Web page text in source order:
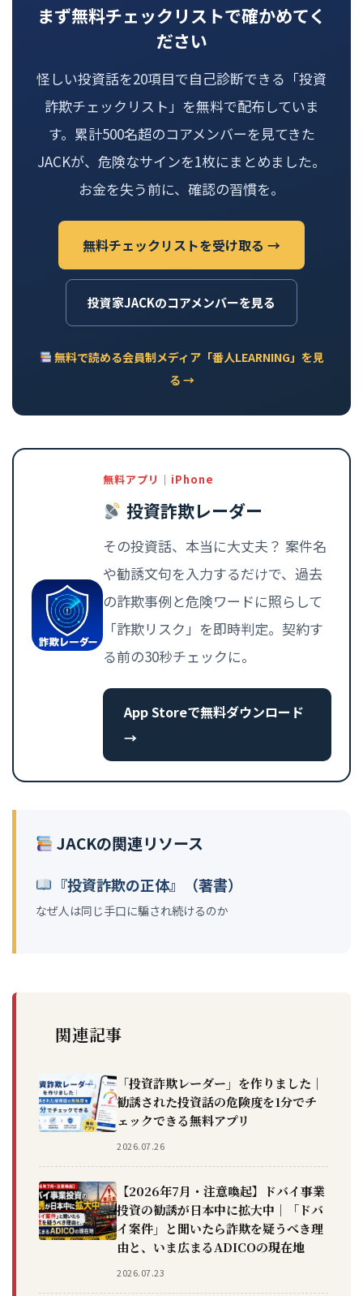
まず無料チェックリストで確かめてく
ださい
怪しい投資話を20項目で自己診断できる「投資
詐欺チェックリスト」を無料で配布していま
す。累計500名超のコアメンバーを見てきた
JACKが、危険なサインを1枚にまとめました。
お金を失う前に、確認の習慣を。
無料チェックリストを受け取る →
投資家JACKのコアメンバーを見る
無料で読める会員制メディア「番人LEARNING」を見
る →
無料アプリ｜iPhone
投資詐欺レーダー
その投資話、本当に大丈夫？ 案件名
や勧誘文句を入力するだけで、過去
の詐欺事例と危険ワードに照らして
「詐欺リスク」を即時判定。契約す
る前の30秒チェックに。
App Storeで無料ダウンロード
→
JACKの関連リソース
『投資詐欺の正体』（著書）
なぜ人は同じ手口に騙され続けるのか
関連記事
「投資詐欺レーダー」を作りました｜
勧誘された投資話の危険度を1分でチ
ェックできる無料アプリ
2026.07.26
【2026年7月・注意喚起】ドバイ事業
投資の勧誘が日本中に拡大中｜「ドバ
イ案件」と聞いたら詐欺を疑うべき理
由と、いま広まるADICOの現在地
2026.07.23